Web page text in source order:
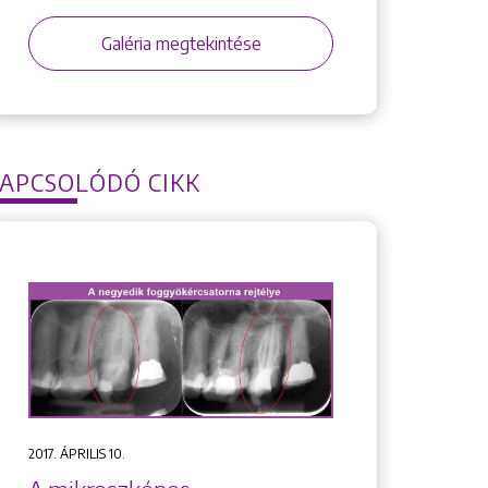
Galéria megtekintése
CIKK
2017. ÁPRILIS 10.